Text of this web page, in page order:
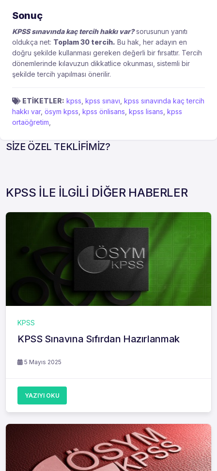
Sonuç
KPSS sınavında kaç tercih hakkı var?sorusunun yanıtı
oldukça net: Toplam 30 tercih. Bu hak, her adayın en
doğru şekilde kullanması gereken değerli bir fırsattır. Tercih
dönemlerinde kılavuzun dikkatlice okunması, sistemli bir
şekilde tercih yapılması önerilir.
ETİKETLER: kpss kpss sınavı kpss sınavında kaç tercih
hakkı var, ösym kpss kpss önlisans kpss lisans kpss
ortaöğretim
SİZE ÖZEL TEKLİFİMİZ?
KPSS İLE İLGİLİ DİĞER HABERLER
KPSS
KPSS Sınavına Sıfırdan Hazırlanmak
5 Mayıs 2025
YAZIYI OKU